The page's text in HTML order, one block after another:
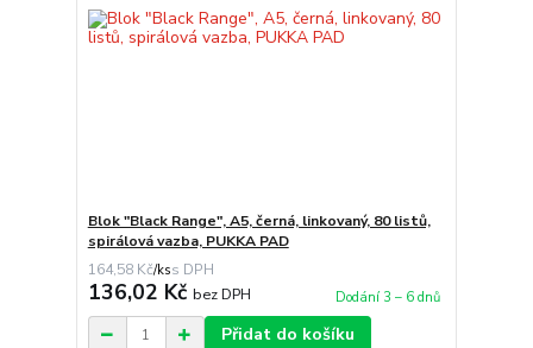
Blok "Black Range", A5, černá, linkovaný, 80 listů,
spirálová vazba, PUKKA PAD
164,58 Kč/ks
136,02 Kč bez DPH Dodání 3 – 6 dnů
Přidat do košíku